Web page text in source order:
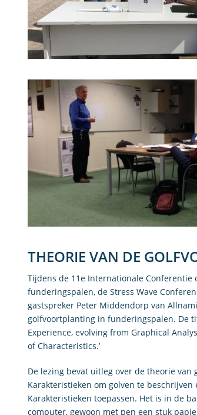
THEORIE VAN DE
Tijdens de 11e Internationale
funderingspalen, de Stress Wave
gastspreker Peter Middendorp van
golfvoortplanting in funderingspalen. De
Experience, evolving from Graphical
of Characteristics.’
De lezing bevat uitleg over de theorie van
Karakteristieken om golven te
Karakteristieken toepassen. Het is in de
computer, gewoon met pen een stuk